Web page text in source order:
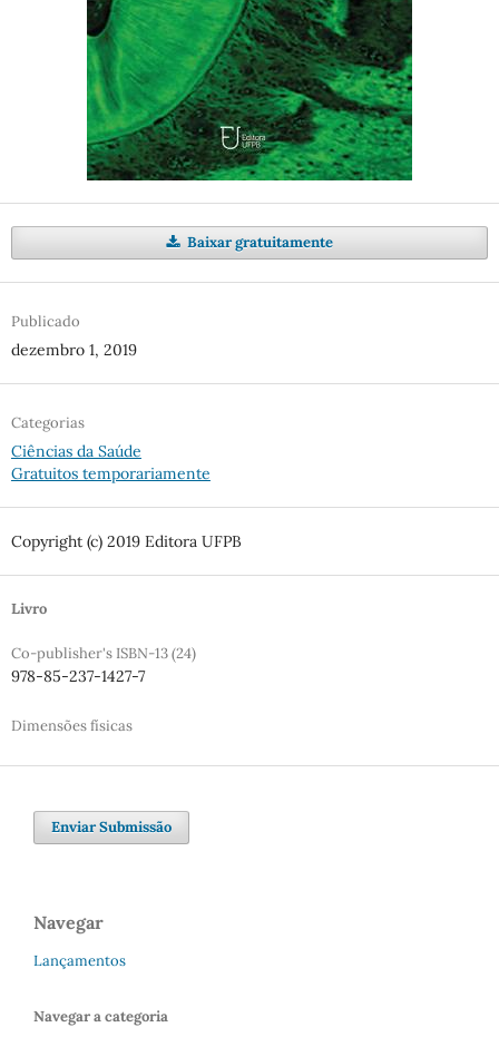
Baixar gratuitamente
Publicado
dezembro 1, 2019
Categorias
Ciências da Saúde
Gratuitos temporariamente
Copyright (c) 2019 Editora UFPB
Livro
Co-publisher's ISBN-13 (24)
978-85-237-1427-7
Dimensões físicas
Enviar Submissão
Navegar
Lançamentos
Navegar a categoria